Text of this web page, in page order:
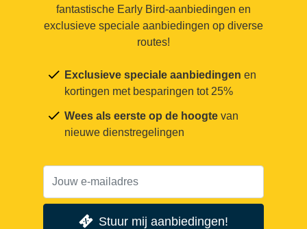
fantastische Early Bird-aanbiedingen en
exclusieve speciale aanbiedingen op diverse
routes!
Exclusieve speciale aanbiedingen en
kortingen met besparingen tot 25%
Wees als eerste op de hoogte van
nieuwe dienstregelingen
Stuur mij aanbiedingen!